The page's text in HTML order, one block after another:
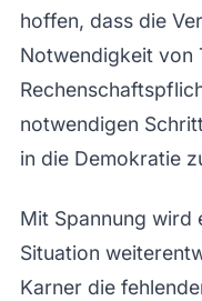
hoffen, dass die
Notwendigkeit von
notwendigen
in die Demokratie
Mit Spannung wird
Situation
Karner die